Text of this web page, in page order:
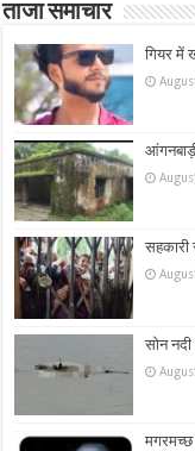
ताजा समाचार
गियर में
सहकारी
सोन